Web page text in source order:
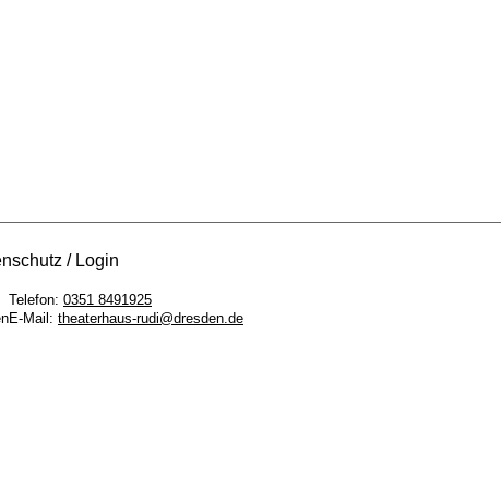
Login
Telefon: 0351 8491925
E-Mail: theaterhaus-rudi@dresden.de